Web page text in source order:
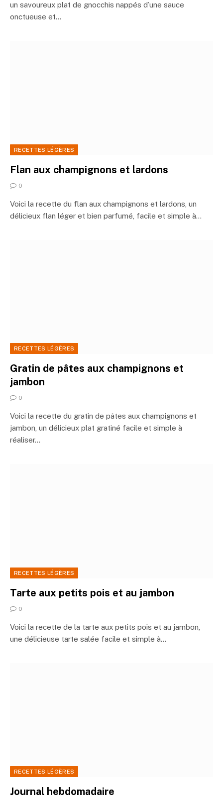
un savoureux plat de gnocchis nappés d’une sauce
onctueuse et…
RECETTES LÉGÈRES
Flan aux champignons et lardons
0
Voici la recette du flan aux champignons et lardons, un
délicieux flan léger et bien parfumé, facile et simple à…
RECETTES LÉGÈRES
Gratin de pâtes aux champignons et
jambon
0
Voici la recette du gratin de pâtes aux champignons et
jambon, un délicieux plat gratiné facile et simple à
réaliser…
RECETTES LÉGÈRES
Tarte aux petits pois et au jambon
0
Voici la recette de la tarte aux petits pois et au jambon,
une délicieuse tarte salée facile et simple à…
RECETTES LÉGÈRES
Journal hebdomadaire